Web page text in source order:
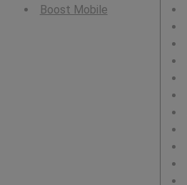
Boost Mobile